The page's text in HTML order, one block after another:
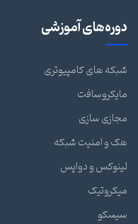
دوره‌های آموزشی
شبکه های کامپیوتری
مایکروسافت
مجازی سازی
هک و امنیت شبکه
لینوکس و دواپس
میکروتیک
سیسکو